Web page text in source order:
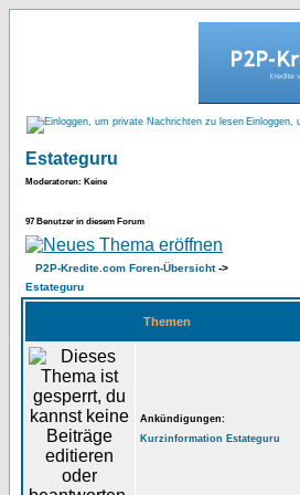
Einloggen,
Estateguru
Moderatoren: Keine
97 Benutzer in diesem Forum
P2P-Kredite.com Foren-Übersicht->
Estateguru
Themen
Ankündigungen:
Kurzinformation Estateguru